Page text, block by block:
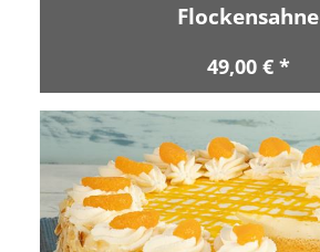
Flockensahne
49,00 € *